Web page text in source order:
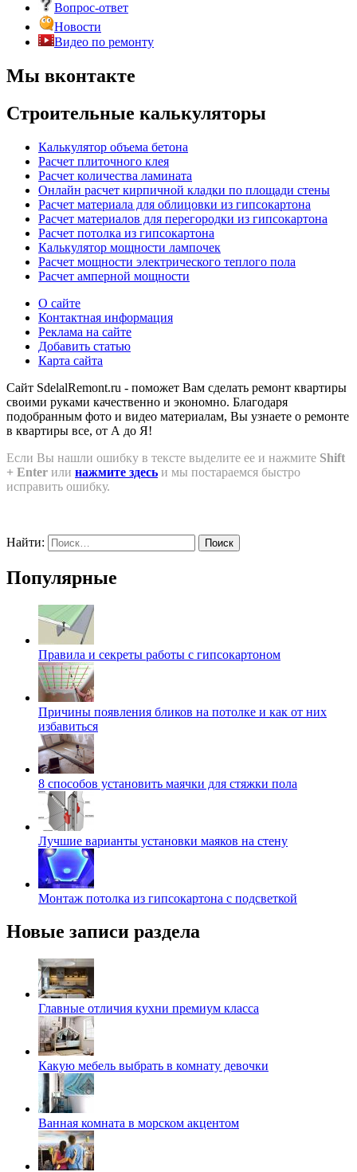
Вопрос-ответ
Новости
Видео по ремонту
Мы вконтакте
Строительные калькуляторы
Калькулятор объема бетона
Расчет плиточного клея
Расчет количества ламината
Онлайн расчет кирпичной кладки по площади стены
Расчет материала для облицовки из гипсокартона
Расчет материалов для перегородки из гипсокартона
Расчет потолка из гипсокартона
Калькулятор мощности лампочек
Расчет мощности электрического теплого пола
Расчет амперной мощности
О сайте
Контактная информация
Реклама на сайте
Добавить статью
Карта сайта
Сайт SdelalRemont.ru - поможет Вам сделать ремонт квартиры
своими руками качественно и экономно. Благодаря
подобранным фото и видео материалам, Вы узнаете о ремонте
в квартиры все, от А до Я!
Если Вы нашли ошибку в тексте выделите ее и нажмите Shift
+ Enter или нажмите здесь и мы постараемся быстро
исправить ошибку.
Найти:
Популярные
Правила и секреты работы с гипсокартоном
Причины появления бликов на потолке и как от них
избавиться
8 способов установить маячки для стяжки пола
Лучшие варианты установки маяков на стену
Монтаж потолка из гипсокартона с подсветкой
Новые записи раздела
Главные отличия кухни премиум класса
Какую мебель выбрать в комнату девочки
Ванная комната в морском акцентом